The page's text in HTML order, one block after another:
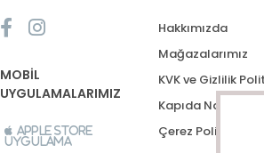
MOBİL
UYGULAMALARIMIZ
Apple Store
Uygulama
Hakkımızda
Mağazalarımız
KVK ve Gizlilik
Kapıda Nakit
Çerez Politikası